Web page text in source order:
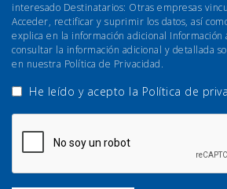
interesado Destinatarios: Otras empresas
Acceder, rectificar y suprimir los datos, así
explica en la información adicional Información
consultar la información adicional y detallada
en nuestra Política de Privacidad.
He leído y acepto la Política de